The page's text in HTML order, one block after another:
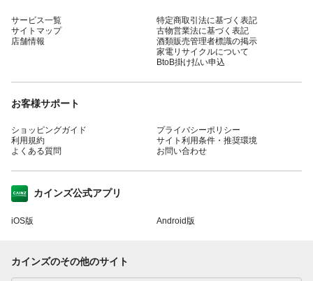
サービス一覧
サイトマップ
店舗情報
特定商取引法に基づく表記
古物営業法に基づく表記
酒類販売管理者標識の掲示
家電リサイクルについて
BtoB掛け払い申込
お客様サポート
ショッピングガイド
利用規約
よくある質問
プライバシーポリシー
サイト利用条件・推奨環境
お問い合わせ
カインズ公式アプリ
iOS版 Android版
カインズのその他のサイト